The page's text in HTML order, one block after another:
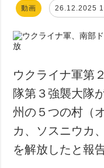
動画 26.12.2025
ウクライナ軍第
隊第３強襲大隊
州の５つの村（
カ、ソスニウカ
を解放したと報